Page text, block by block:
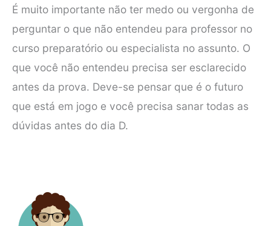
É muito importante não ter medo ou vergonha de
perguntar o que não entendeu para professor no
curso preparatório ou especialista no assunto. O
que você não entendeu precisa ser esclarecido
antes da prova. Deve-se pensar que é o futuro
que está em jogo e você precisa sanar todas as
dúvidas antes do dia D.